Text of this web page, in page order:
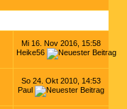
Mi 16. Nov 2016, 15:58
Heike56
So 24. Okt 2010, 14:53
Paul